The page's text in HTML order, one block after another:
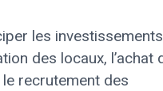
les investissements
des locaux, l’achat
recrutement des